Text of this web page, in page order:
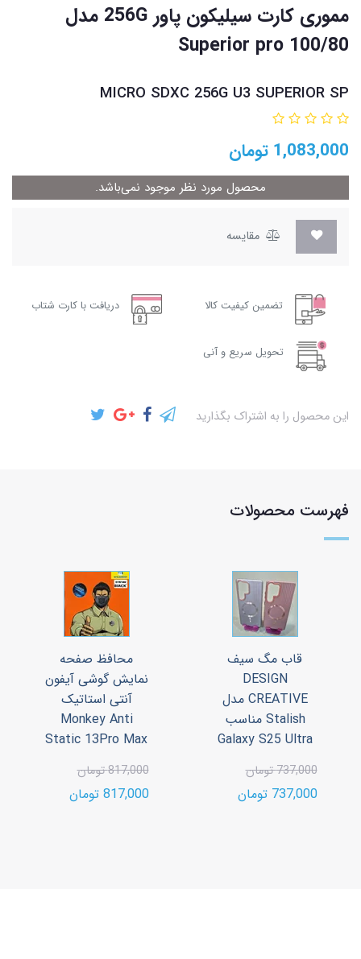
مموری کارت سیلیکون پاور 256G مدل
Superior pro 100/80
MICRO SDXC 256G U3 SUPERIOR SP
1,083,000 تومان
محصول مورد نظر موجود نمی‌باشد.
مقایسه
تضمین کیفیت کالا دریافت با کارت شتاب
تحویل سریع و آنی
این محصول را به اشتراک بگذارید
فهرست محصولات
قاب مگ سیف
DESIGN
CREATIVE مدل
Stalish مناسب
Galaxy S25 Ultra
737,000 تومان
737,000 تومان
محافظ صفحه
نمایش گوشی آیفون
آنتی استاتیک
Monkey Anti
Static 13Pro Max
817,000 تومان
817,000 تومان